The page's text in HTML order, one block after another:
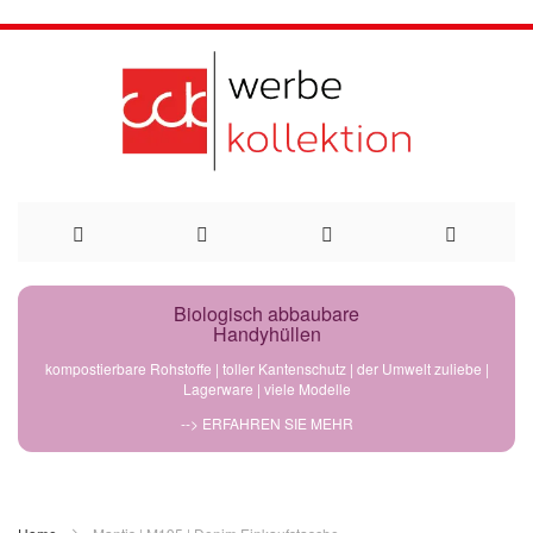
Direkt
Biologisch abbaubare
Handyhüllen
kompostierbare Rohstoffe | toller Kantenschutz | der Umwelt zuliebe |
Lagerware | viele Modelle
--> ERFAHREN SIE MEHR